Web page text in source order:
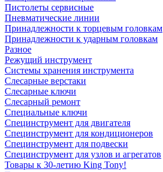
Пистолеты сервисные
Пневматические линии
Принадлежности к торцевым головкам
Принадлежности к ударным головкам
Разное
Режущий инструмент
Системы хранения инструмента
Слесарные верстаки
Слесарные ключи
Слесарный ремонт
Специальные ключи
Специнструмент для двигателя
Специнструмент для кондиционеров
Специнструмент для подвески
Специнструмент для узлов и агрегатов
Товары к 30-летию King Tony!